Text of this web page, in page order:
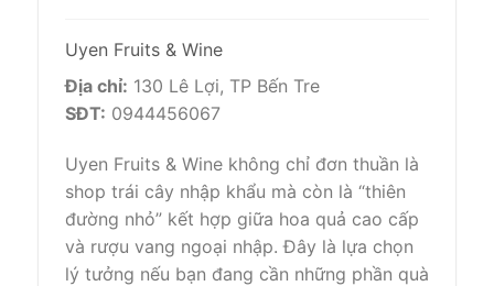
Uyen Fruits & Wine
Địa chỉ: 130 Lê Lợi, TP Bến Tre
SĐT: 0944456067
Uyen Fruits & Wine không chỉ đơn thuần là
shop trái cây nhập khẩu mà còn là “thiên
đường nhỏ” kết hợp giữa hoa quả cao cấp
và rượu vang ngoại nhập. Đây là lựa chọn
lý tưởng nếu bạn đang cần những phần quà